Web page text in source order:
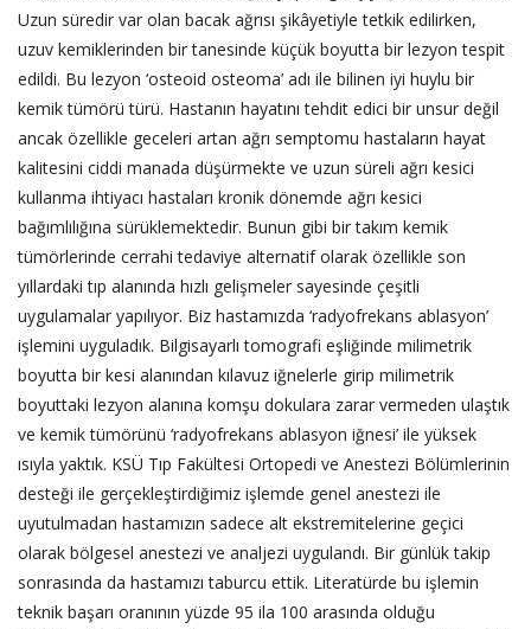
Uzun süredir var olan bacak ağrısı şikâyetiyle tetkik edilirken,
uzuv kemiklerinden bir tanesinde küçük boyutta bir lezyon tespit
edildi. Bu lezyon ‘osteoid osteoma’ adı ile bilinen iyi huylu bir
kemik tümörü türü. Hastanın hayatını tehdit edici bir unsur değil
ancak özellikle geceleri artan ağrı semptomu hastaların hayat
kalitesini ciddi manada düşürmekte ve uzun süreli ağrı kesici
kullanma ihtiyacı hastaları kronik dönemde ağrı kesici
bağımlılığına sürüklemektedir. Bunun gibi bir takım kemik
tümörlerinde cerrahi tedaviye alternatif olarak özellikle son
yıllardaki tıp alanında hızlı gelişmeler sayesinde çeşitli
uygulamalar yapılıyor. Biz hastamızda ‘radyofrekans ablasyon’
işlemini uyguladık. Bilgisayarlı tomografi eşliğinde milimetrik
boyutta bir kesi alanından kılavuz iğnelerle girip milimetrik
boyuttaki lezyon alanına komşu dokulara zarar vermeden ulaştık
ve kemik tümörünü ‘radyofrekans ablasyon iğnesi’ ile yüksek
ısıyla yaktık. KSÜ Tıp Fakültesi Ortopedi ve Anestezi Bölümlerinin
desteği ile gerçekleştirdiğimiz işlemde genel anestezi ile
uyutulmadan hastamızın sadece alt ekstremitelerine geçici
olarak bölgesel anestezi ve analjezi uygulandı. Bir günlük takip
sonrasında da hastamızı taburcu ettik. Literatürde bu işlemin
teknik başarı oranının yüzde 95 ila 100 arasında olduğu